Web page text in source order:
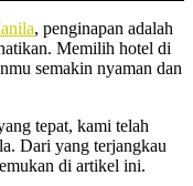
, penginapan adalah
Memilih hotel di
semakin nyaman dan
tepat, kami telah
Dari yang terjangkau
di artikel ini.